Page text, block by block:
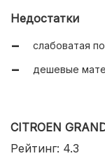
Недостатки
слабоватая
дешевые
CITROEN
Рейтинг: 4.3